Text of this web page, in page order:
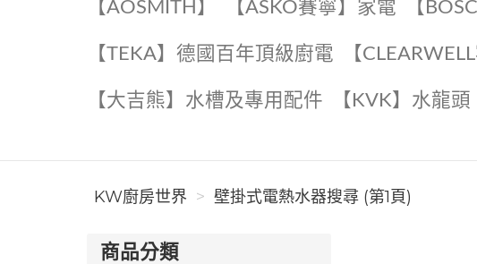
【AOSMITH】 【ASKO賽寧】家電 【
️【TEKA】️德國百年頂級廚電 【
【大吉熊】水槽及專用配件 ️【KVK】水龍頭️
KW廚房世界 壁掛式電熱水器搜尋 (第1頁)
商品分類